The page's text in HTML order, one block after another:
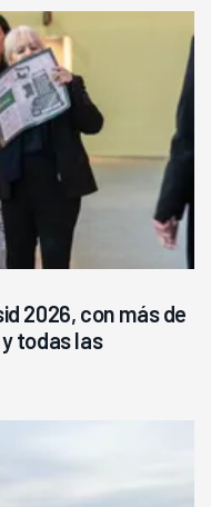
2026, con más de
todas las